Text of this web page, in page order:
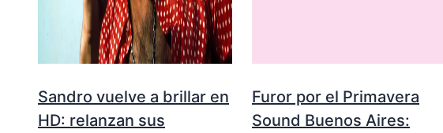
Sandro vuelve a brillar en
HD: relanzan sus
Furor por el Primavera
Sound Buenos Aires: